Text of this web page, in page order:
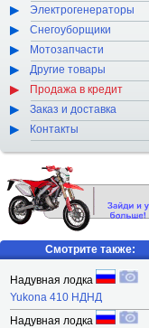
Электрогенераторы
Снегоуборщики
Мотозапчасти
Другие товары
Продажа в кредит
Заказ и доставка
Контакты
Смотрите также:
Надувная лодка
Yukona 410 НДНД
Надувная лодка